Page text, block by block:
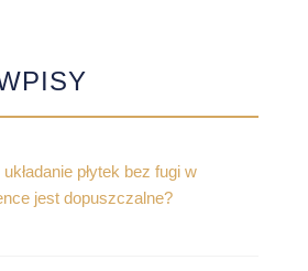
płytek bez fugi w
jest dopuszczalne?